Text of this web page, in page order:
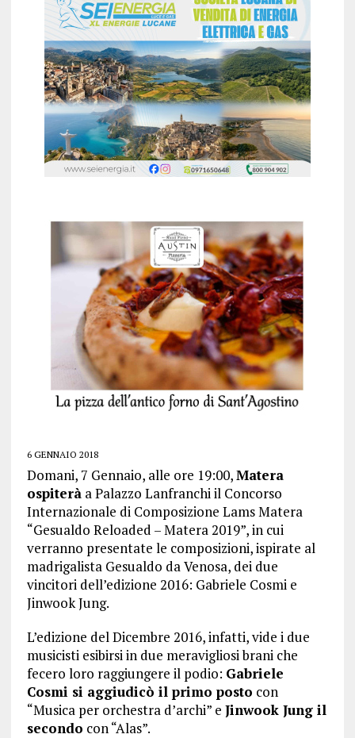
6 GENNAIO 2018
Domani, 7 Gennaio, alle ore 19:00,Matera
ospiteràa Palazzo Lanfranchi il Concorso
Internazionale di Composizione Lams Matera
“Gesualdo Reloaded – Matera 2019”, in cui
verranno presentate le composizioni, ispirate al
madrigalista Gesualdo da Venosa, dei due
vincitori dell’edizione 2016: Gabriele Cosmi e
Jinwook Jung.
L’edizione del Dicembre 2016, infatti, vide i due
musicisti esibirsi in due meravigliosi brani che
fecero loro raggiungere il podio: Gabriele
Cosmi si aggiudicò il primo posto con
“Musica per orchestra d’archi” e Jinwook Jung il
secondo con “Alas”.